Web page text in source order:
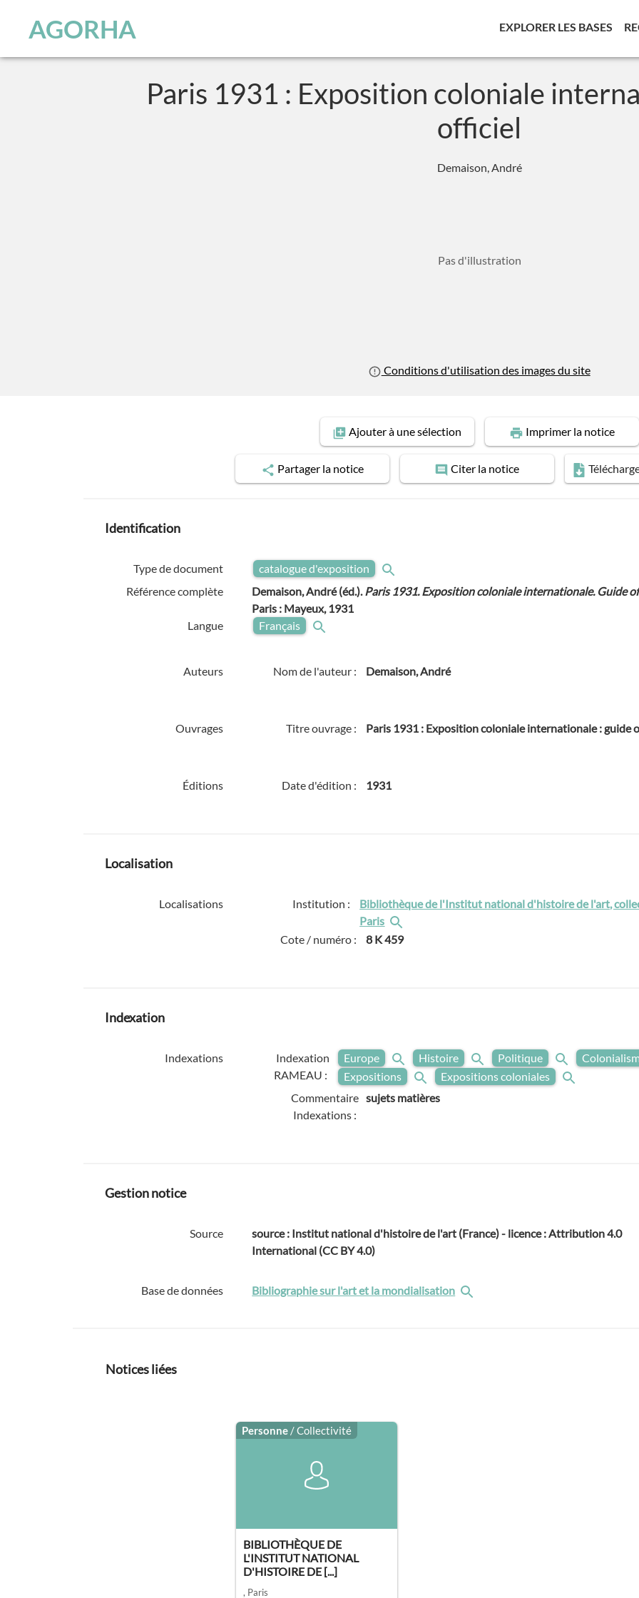
AGORHA EXPLORER LES BASES
Paris 1931 : Exposition coloniale
officiel
Demaison, André
Pas d'illustration
Conditions d'utilisation des images du site
Ajouterà une sélection Imprimerla notice
Partagerla notice Citer la notice
Identification
Type de document
catalogue d'exposition
Référence complète
Demaison, André (éd.).Paris 1931. Exposition coloniale internationale. Guide
Paris : Mayeux, 1931
Langue
Français
Auteurs Nom de l'auteur : Demaison, André
Ouvrages Titre ouvrage : Paris 1931 : Exposition coloniale internationale : guide
Éditions Date d'édition : 1931
Localisation
Localisations Institution :
Bibliothèque de l'Institut national d'histoire de l'art,
Paris
Cote / numéro :
8 K 459
Indexation
Indexations
Indexation
RAMEAU :
Europe Histoire Politique
Expositions
Expositions coloniales
Commentaire
Indexations :
sujets matières
Gestion notice
Source
source : Institut national d'histoire de l'art (France) - licence : Attribution 4.0
International (CC BY 4.0)
Base de données Bibliographie sur l'art et la mondialisation
Notices liées
Personne / Collectivité
BIBLIOTHÈQUE DE
L'INSTITUT NATIONAL
D'HISTOIRE DE [...]
, Paris